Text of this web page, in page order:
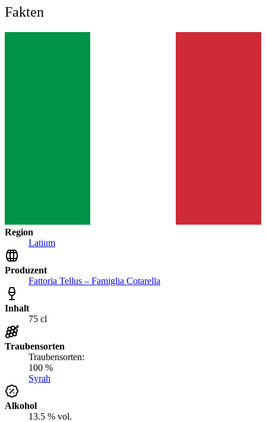
Fakten
Region
Latium
Produzent
Fattoria Tellus – Famiglia Cotarella
Inhalt
75 cl
Traubensorten
Traubensorten:
100 %
Syrah
Alkohol
13.5 % vol.